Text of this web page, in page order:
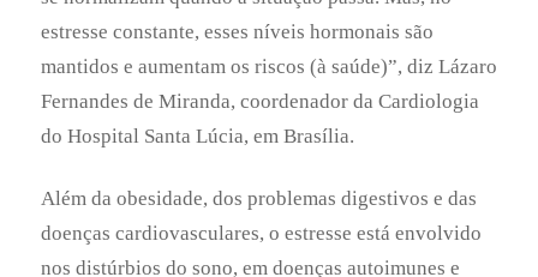
expectativa de vida. Deixa-se de sofrer com o
impacto da conjunção de todos os fatores de risco
para doenças”, aconselha Miranda. Eliaz completa
que a desordem e a sujeira incentivam a proliferação
de fungos, bactérias e toxinas no ambiente
doméstico. “Esses patógenos podem causar
inflamação, doenças respiratórias e acúmulo de
toxinas, proporcionando doenças crônicas no